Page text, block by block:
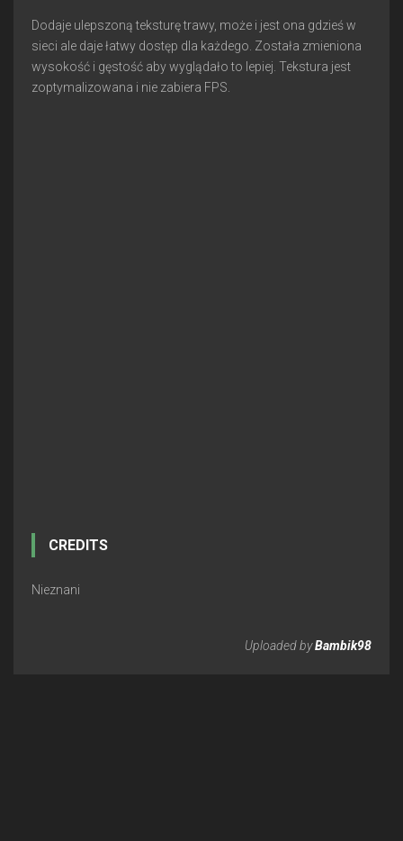
Dodaje ulepszoną teksturę trawy, może i jest ona gdzieś w
sieci ale daje łatwy dostęp dla każdego. Została zmieniona
wysokość i gęstość aby wyglądało to lepiej. Tekstura jest
zoptymalizowana i nie zabiera FPS.
CREDITS
Nieznani
Uploaded byBambik98